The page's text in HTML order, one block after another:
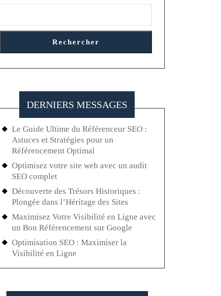
Rechercher
DERNIERS MESSAGES
Le Guide Ultime du Référenceur SEO :
Astuces et Stratégies pour un
Référencement Optimal
Optimisez votre site web avec un audit
SEO complet
Découverte des Trésors Historiques :
Plongée dans l’Héritage des Sites
Maximisez Votre Visibilité en Ligne avec
un Bon Référencement sur Google
Optimisation SEO : Maximiser la
Visibilité en Ligne